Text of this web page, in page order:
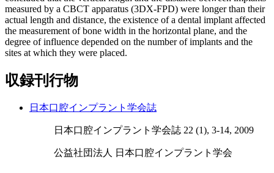
measured by a CBCT apparatus (3DX-FPD) were longer than their
actual length and distance, the existence of a dental implant affected
the measurement of bone width in the horizontal plane, and the
degree of influence depended on the number of implants and the
sites at which they were placed.
収録刊行物
日本口腔インプラント学会誌
日本口腔インプラント学会誌 22 (1), 3-14, 2009
公益社団法人 日本口腔インプラント学会